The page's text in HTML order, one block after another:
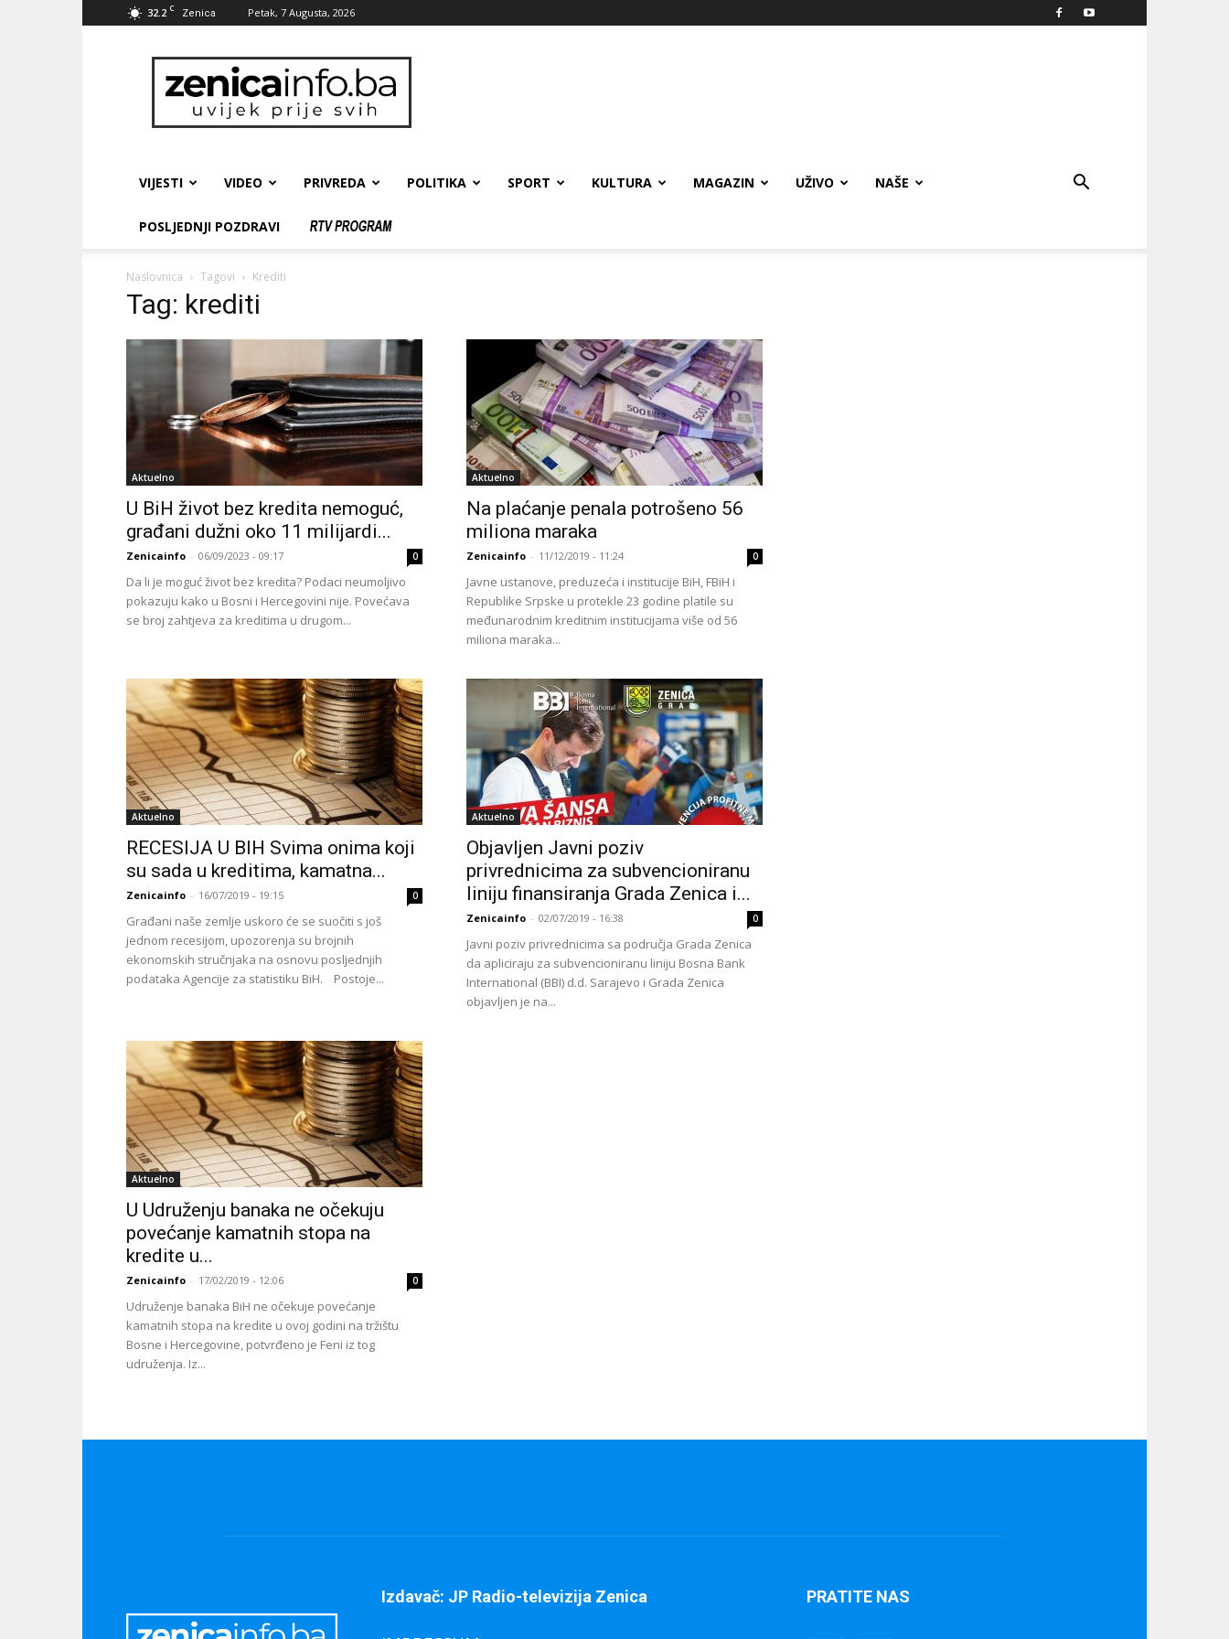
32.2 C Zenica Petak, 7 Augusta, 2026
zenicainfo.ba
VIJESTI VIDEO PRIVREDA POLITIKA SPORT KULTURA MAGAZIN UŽIVO NAŠE
POSLJEDNJI POZDRAVI
Naslovnica Tagovi Krediti
Tag: krediti
Aktuelno
U BiH život bez kredita nemoguć,
građani dužni oko 11 milijardi...
Zenicainfo - 06/09/2023 - 09:17 0
Da li je moguć život bez kredita? Podaci neumoljivo
pokazuju kako u Bosni i Hercegovini nije. Povećava
se broj zahtjeva za kreditima u drugom...
Aktuelno
Na plaćanje penala potrošeno 56
miliona maraka
Zenicainfo - 11/12/2019 - 11:24 0
Javne ustanove, preduzeća i institucije BiH, FBiH i
Republike Srpske u protekle 23 godine platile su
međunarodnim kreditnim institucijama više od 56
miliona maraka...
Aktuelno
RECESIJA U BIH Svima onima koji
su sada u kreditima, kamatna...
Zenicainfo - 16/07/2019 - 19:15 0
Građani naše zemlje uskoro će se suočiti s još
jednom recesijom, upozorenja su brojnih
ekonomskih stručnjaka na osnovu posljednjih
podataka Agencije za statistiku BiH. Postoje...
Aktuelno
Objavljen Javni poziv
privrednicima za subvencioniranu
liniju finansiranja Grada Zenica i...
Zenicainfo - 02/07/2019 - 16:38 0
Javni poziv privrednicima sa područja Grada Zenica
da apliciraju za subvencioniranu liniju Bosna Bank
International (BBI) d.d. Sarajevo i Grada Zenica
objavljen je na...
Aktuelno
U Udruženju banaka ne očekuju
povećanje kamatnih stopa na
kredite u...
Zenicainfo - 17/02/2019 - 12:06 0
Udruženje banaka BiH ne očekuje povećanje
kamatnih stopa na kredite u ovoj godini na tržištu
Bosne i Hercegovine, potvrđeno je Feni iz tog
udruženja. Iz...
Izdavač: JP Radio-televizija Zenica PRATITE NAS